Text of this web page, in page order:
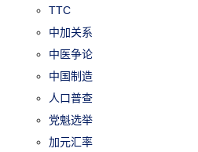
TTC
中加关系
中医争论
中国制造
人口普查
党魁选举
加元汇率